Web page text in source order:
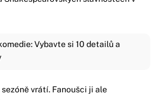
Vybavte si 10 detailů a
vrátí. Fanoušci ji ale